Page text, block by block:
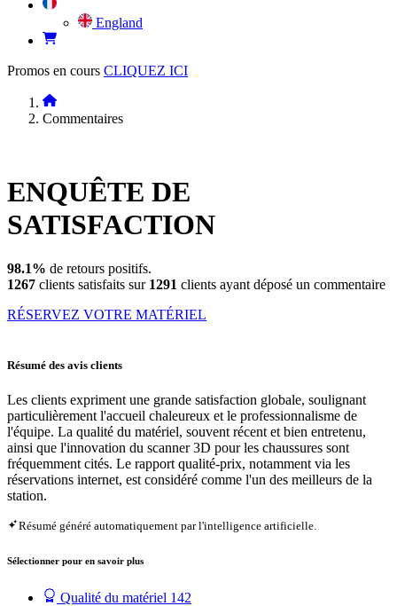
England
Promos en cours CLIQUEZ ICI
Commentaires
ENQUÊTE DE
SATISFACTION
98.1% de retours positifs.
1267 clients satisfaits sur 1291 clients ayant déposé un commentaire
RÉSERVEZ VOTRE MATÉRIEL
Résumé des avis clients
Les clients expriment une grande satisfaction globale, soulignant
particulièrement l'accueil chaleureux et le professionnalisme de
l'équipe. La qualité du matériel, souvent récent et bien entretenu,
ainsi que l'innovation du scanner 3D pour les chaussures sont
fréquemment cités. Le rapport qualité-prix, notamment via les
réservations internet, est considéré comme l'un des meilleurs de la
station.
Résumé généré automatiquement par l'intelligence artificielle.
Sélectionner pour en savoir plus
Qualité du matériel 142